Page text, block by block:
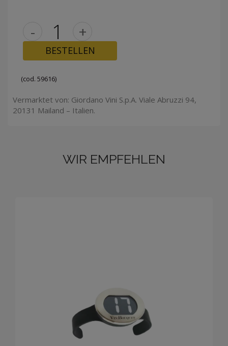
- +
BESTELLEN
(cod. 59616)
Vermarktet von: Giordano Vini S.p.A. Viale Abruzzi 94,
20131 Mailand – Italien.
WIR EMPFEHLEN